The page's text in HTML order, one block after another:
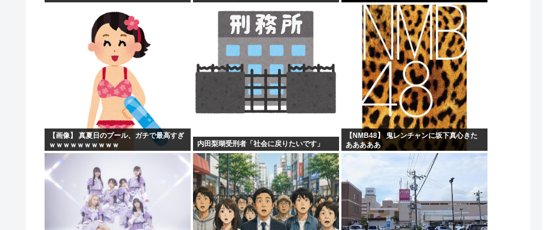
【画像】 真夏日のプール、ガチで最高すぎ
ｗｗｗｗｗｗｗｗｗｗ
内田梨瑚受刑者「社会に戻りたいです」
【NMB48】 鬼レンチャンに坂下真心きた
あああああ